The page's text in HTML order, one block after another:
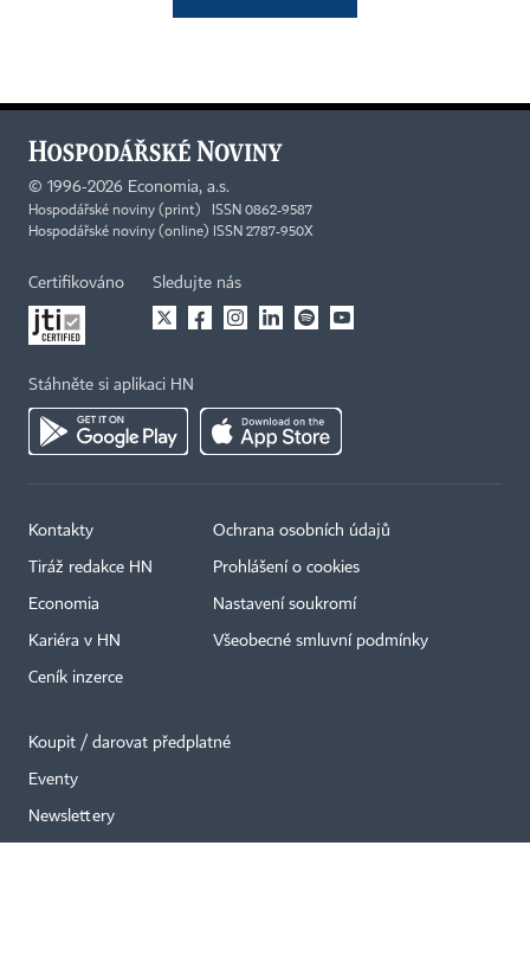
© 1996-2026 Economia, a.s.
Hospodářské noviny (print) ISSN 0862-9587
Hospodářské noviny (online) ISSN 2787-950X
Certifikováno Sledujte nás
Stáhněte si aplikaci HN
Kontakty
Tiráž redakce HN
Economia
Kariéra v HN
Ceník inzerce
Ochrana osobních údajů
Prohlášení o cookies
Nastavení soukromí
Všeobecné smluvní podmínky
Koupit / darovat předplatné
Eventy
Newslettery